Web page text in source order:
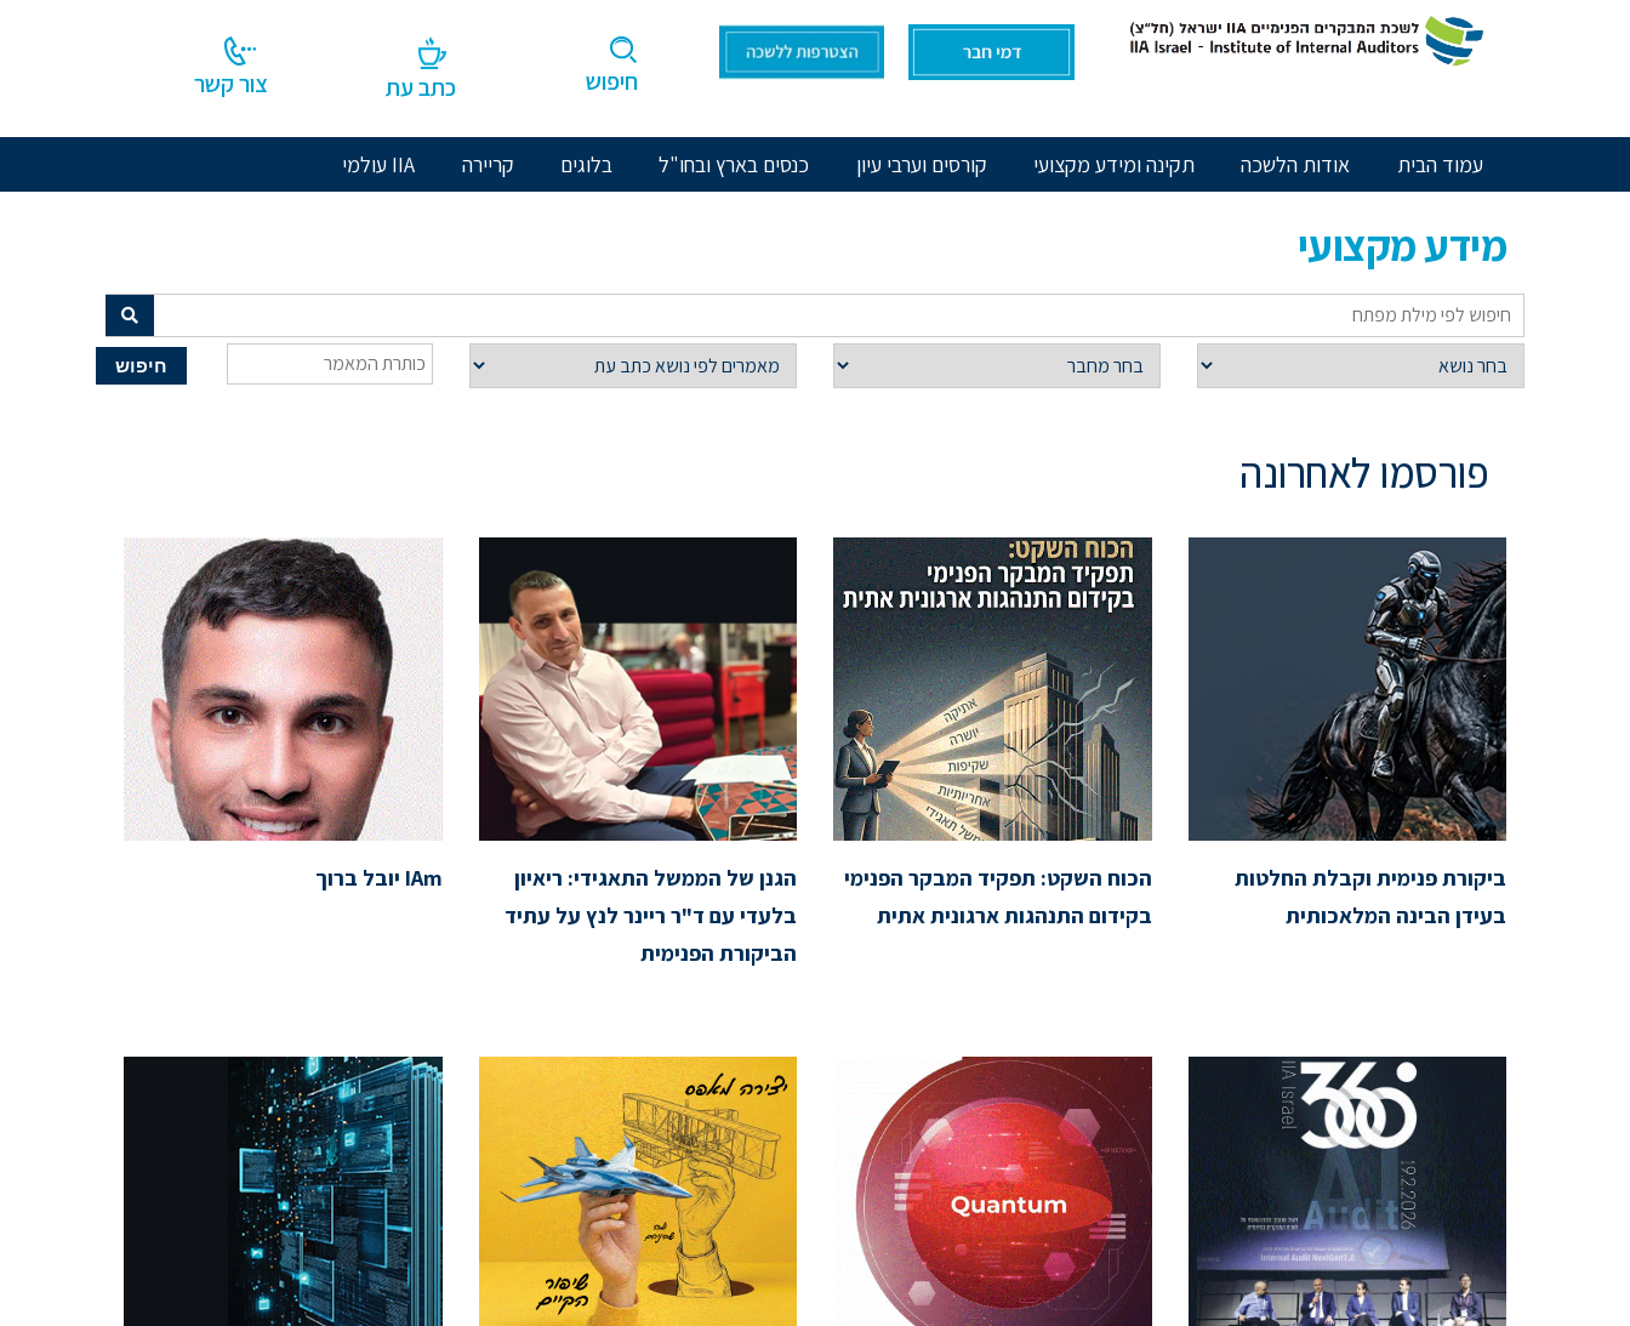
לעבור
חיפוש כתב עת צור קשר
עמוד הבית אודות הלשכה תקינה ומידע מקצועי קורסים וערבי עיון כנסים בארץ ובחו"ל בלוגים קריירה IIA עולמי
מידע מקצועי
חיפוש
פורסמו לאחרונה
ביקורת פנימית וקבלת החלטות
בעידן הבינה המלאכותית
הכוח השקט: תפקיד המבקר הפנימי
בקידום התנהגות ארגונית אתית
הגנן של הממשל התאגידי: ריאיון
בלעדי עם ד"ר ריינר לנץ על עתיד
הביקורת הפנימית
IAm יובל ברוך